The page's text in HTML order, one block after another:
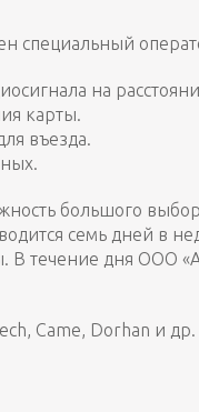
специальный
на
карты.
въезда.
большого
семь дней в
В течение дня
Came, Dorhan и др.